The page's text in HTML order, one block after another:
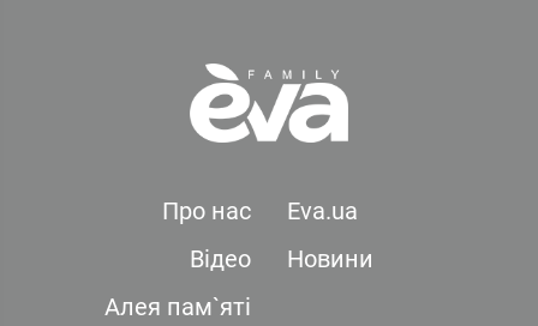
Про нас
Eva.ua
Відео
Новини
Алея пам`яті